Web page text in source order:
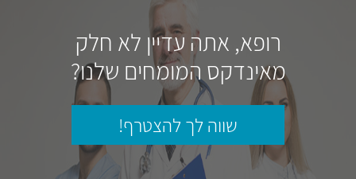
רופא, אתה עדיין לא חלק
מאינדקס המומחים שלנו?
שווה לך להצטרף!